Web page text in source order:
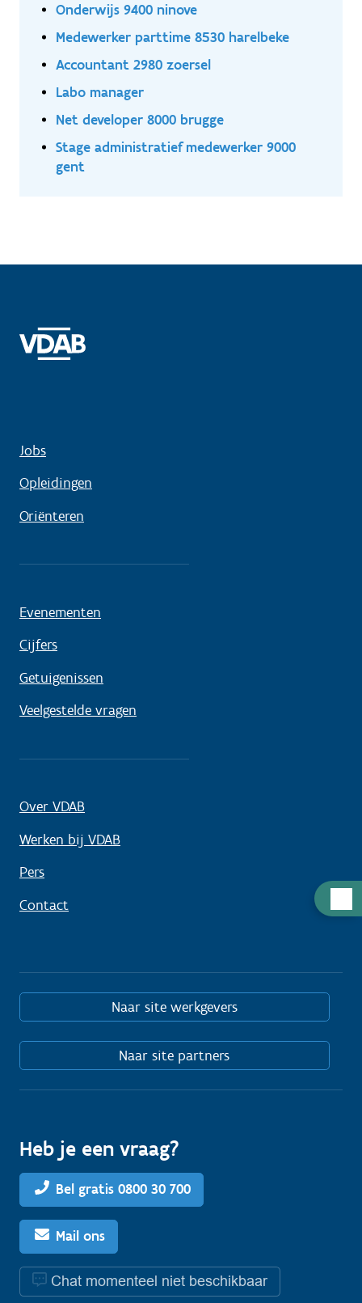
Onderwijs 9400 ninove
Medewerker parttime 8530 harelbeke
Accountant 2980 zoersel
Labo manager
Net developer 8000 brugge
Stage administratief medewerker 9000
gent
Jobs
Opleidingen
Oriënteren
Evenementen
Cijfers
Getuigenissen
Veelgestelde vragen
Over VDAB
Werken bij VDAB
Pers
Contact
Naar site werkgevers
Naar site partners
Heb je een vraag?
Bel gratis 0800 30 700
Mail ons
Chat momenteel niet beschikbaar